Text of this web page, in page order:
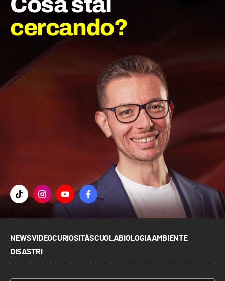
cercando?
NEWSVIDEOCURIOSITÀSCUOLABIOLOGIAAMBIENTE
DISASTRI